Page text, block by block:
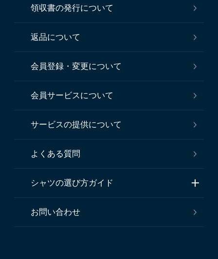
領収書の発行について
返品について
会員登録・変更について
会員サービスについて
サービスの提供について
よくある質問
シャツの選び方ガイド
お問い合わせ